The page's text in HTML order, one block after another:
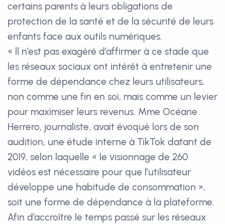
certains parents à leurs obligations de
protection de la santé et de la sécurité de leurs
enfants face aux outils numériques.
« ll n’est pas exagéré d’affirmer à ce stade que
les réseaux sociaux ont intérêt à entretenir une
forme de dépendance chez leurs utilisateurs,
non comme une fin en soi, mais comme un levier
pour maximiser leurs revenus. Mme Océane
Herrero, journaliste, avait évoqué lors de son
audition, une étude interne à TikTok datant de
2019, selon laquelle « le visionnage de 260
vidéos est nécessaire pour que l’utilisateur
développe une habitude de consommation »,
soit une forme de dépendance à la plateforme.
Afin d’accroître le temps passé sur les réseaux